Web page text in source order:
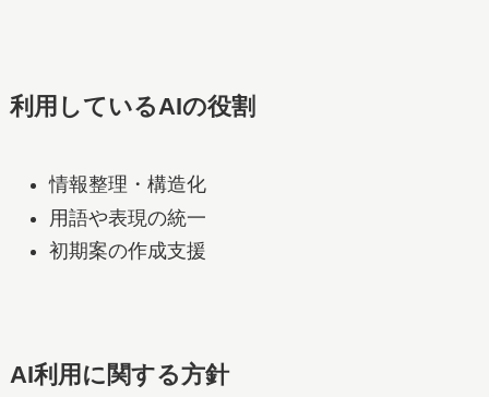
利用しているAIの役割
情報整理・構造化
用語や表現の統一
初期案の作成支援
AI利用に関する方針